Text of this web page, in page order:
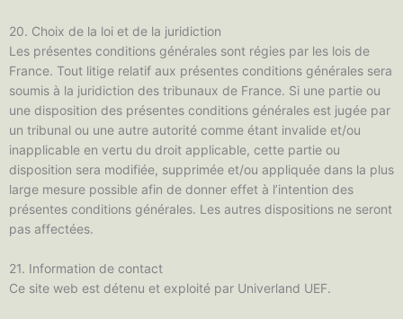
20. Choix de la loi et de la juridiction
Les présentes conditions générales sont régies par les lois de
France. Tout litige relatif aux présentes conditions générales sera
soumis à la juridiction des tribunaux de France. Si une partie ou
une disposition des présentes conditions générales est jugée par
un tribunal ou une autre autorité comme étant invalide et/ou
inapplicable en vertu du droit applicable, cette partie ou
disposition sera modifiée, supprimée et/ou appliquée dans la plus
large mesure possible afin de donner effet à l’intention des
présentes conditions générales. Les autres dispositions ne seront
pas affectées.
21. Information de contact
Ce site web est détenu et exploité par Univerland UEF.